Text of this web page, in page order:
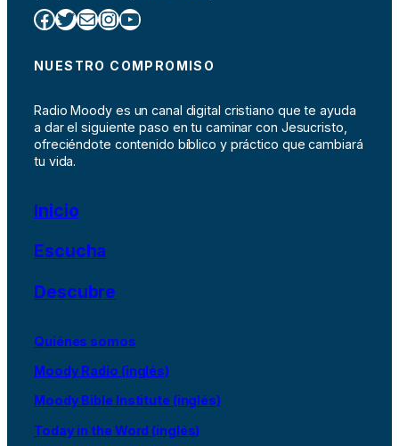
Facebook Twitter Correo electrónico InstagramYouTube
NUESTRO COMPROMISO
Radio Moody es un canal digital cristiano que te ayuda
a dar el siguiente paso en tu caminar con Jesucristo,
ofreciéndote contenido bíblico y práctico que cambiará
tu vida.
Inicio
Escucha
Descubre
Quiénes somos
Moody Radio (inglés)
Moody Bible Institute (inglés)
Today in the Word (inglés)